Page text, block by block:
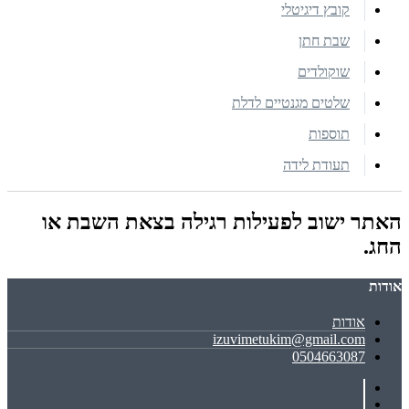
קובץ דיגיטלי
שבת חתן
שוקולדים
שלטים מגנטיים לדלת
תוספות
תעודת לידה
האתר ישוב לפעילות רגילה בצאת השבת או
החג.
אודות
אודות
izuvimetukim@gmail.com
0504663087